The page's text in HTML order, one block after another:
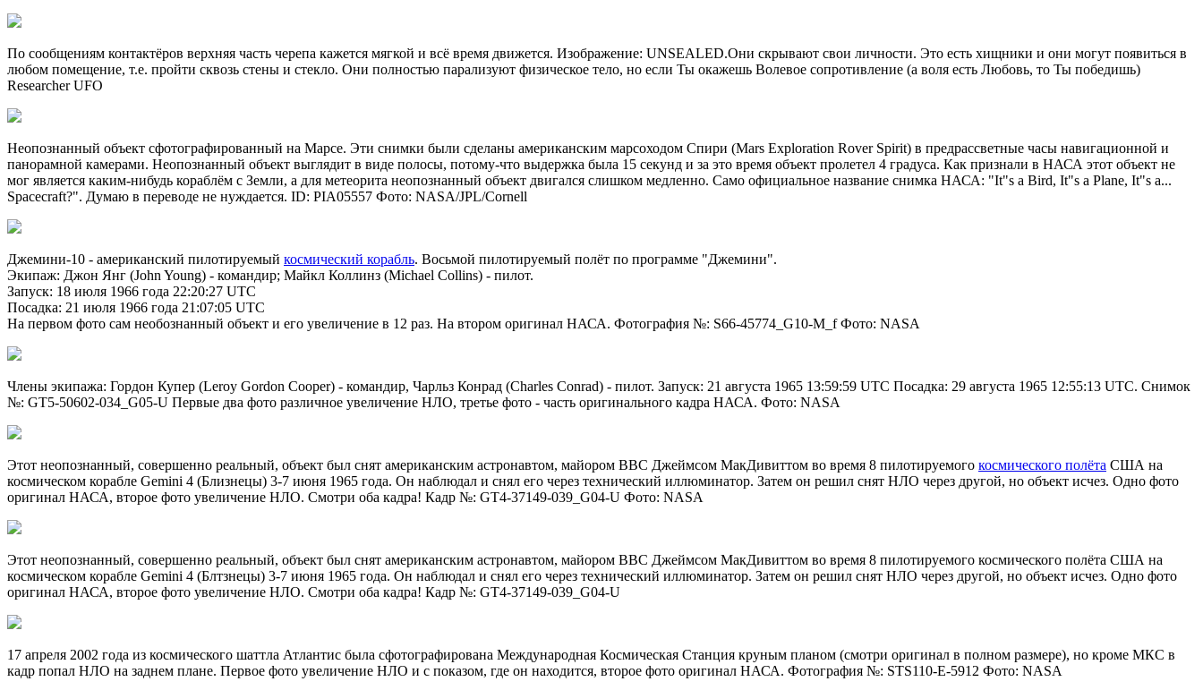
По сообщениям контактёров верхняя часть черепа кажется мягкой и всё время движется. Изображение: UNSEALED.Они скрывают свои личности. Это есть хищники и они могут появиться в
любом помещение, т.е. пройти сквозь стены и стекло. Они полностью парализуют физическое тело, но если Ты окажешь Волевое сопротивление (а воля есть Любовь, то Ты победишь)
Researcher UFO
Неопознанный объект сфотографированный на Марсе. Эти снимки были сделаны американским марсоходом Спири (Mars Exploration Rover Spirit) в предрассветные часы навигационной и
панорамной камерами. Неопознанный объект выглядит в виде полосы, потому-что выдержка была 15 секунд и за это время объект пролетел 4 градуса. Как признали в НАСА этот объект не
мог является каким-нибудь кораблём с Земли, а для метеорита неопознанный объект двигался слишком медленно. Само официальное название снимка НАСА: "It"s a Bird, It"s a Plane, It"s a...
Spacecraft?". Думаю в переводе не нуждается. ID: PIA05557 Фото: NASA/JPL/Cornell
Джемини-10 - американский пилотируемый космический корабль. Восьмой пилотируемый полёт по программе "Джемини".
Экипаж: Джон Янг (John Young) - командир; Майкл Коллинз (Michael Collins) - пилот.
Запуск: 18 июля 1966 года 22:20:27 UTC
Посадка: 21 июля 1966 года 21:07:05 UTC
На первом фото сам необознанный объект и его увеличение в 12 раз. На втором оригинал НАСА. Фотография №: S66-45774_G10-M_f Фото: NASA
Члены экипажа: Гордон Купер (Leroy Gordon Cooper) - командир, Чарльз Конрад (Charles Conrad) - пилот. Запуск: 21 августа 1965 13:59:59 UTC Посадка: 29 августа 1965 12:55:13 UTC. Снимок
№: GT5-50602-034_G05-U Первые два фото различное увеличение НЛО, третье фото - часть оригинального кадра НАСА. Фото: NASA
Этот неопознанный, совершенно реальный, объект был снят американским астронавтом, майором ВВС Джеймсом МакДивиттом во время 8 пилотируемого космического полёта США на
космическом корабле Gemini 4 (Близнецы) 3-7 июня 1965 года. Он наблюдал и снял его через технический иллюминатор. Затем он решил снят НЛО через другой, но объект исчез. Одно фото
оригинал НАСА, второе фото увеличение НЛО. Смотри оба кадра! Кадр №: GT4-37149-039_G04-U Фото: NASA
Этот неопознанный, совершенно реальный, объект был снят американским астронавтом, майором ВВС Джеймсом МакДивиттом во время 8 пилотируемого космического полёта США на
космическом корабле Gemini 4 (Блтзнецы) 3-7 июня 1965 года. Он наблюдал и снял его через технический иллюминатор. Затем он решил снят НЛО через другой, но объект исчез. Одно фото
оригинал НАСА, второе фото увеличение НЛО. Смотри оба кадра! Кадр №: GT4-37149-039_G04-U
17 апреля 2002 года из космического шаттла Атлантис была сфотографирована Международная Космическая Станция круным планом (смотри оригинал в полном размере), но кроме МКС в
кадр попал НЛО на заднем плане. Первое фото увеличение НЛО и с показом, где он находится, второе фото оригинал НАСА. Фотография №: STS110-E-5912 Фото: NASA